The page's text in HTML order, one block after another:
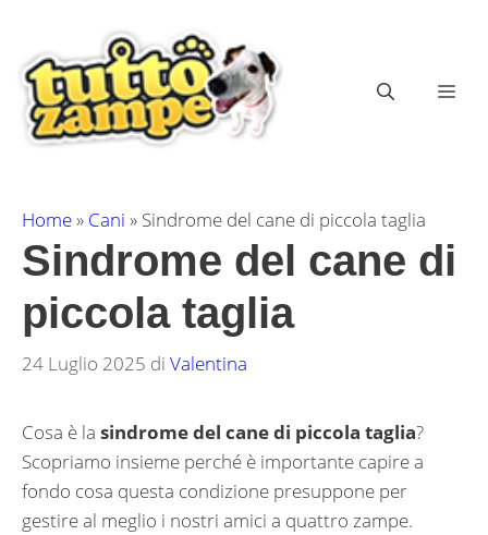
contenuto
Home» Cani » Sindrome del cane di piccola taglia
Sindrome del cane di
piccola taglia
24 Luglio 2025 di Valentina
Cosa è la sindrome del cane di piccola taglia?
Scopriamo insieme perché è importante capire a
fondo cosa questa condizione presuppone per
gestire al meglio i nostri amici a quattro zampe.